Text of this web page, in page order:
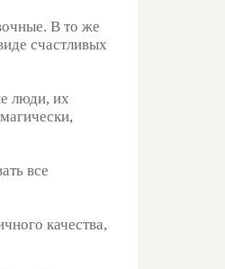
В то же
счастливых
люди, их
все
качества,